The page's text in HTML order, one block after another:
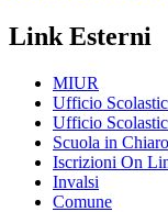
Link Esterni
MIUR
Ufficio
Ufficio
Scuola in Chiaro
Iscrizioni On
Invalsi
Comune